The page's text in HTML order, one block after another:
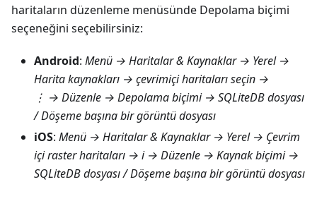
haritaların düzenleme menüsünde Depolama biçimi
seçeneğini seçebilirsiniz:
Android: Menü → Haritalar & Kaynaklar → Yerel →
Harita kaynakları → çevrimiçi haritaları seçin →
⋮ → Düzenle → Depolama biçimi → SQLiteDB dosyası
/Döşeme başına bir görüntü dosyası
iOS: Menü → Haritalar & Kaynaklar → Yerel → Çevrim
içi raster haritaları → i → Düzenle → Kaynak biçimi →
SQLiteDB dosyası/Döşeme başına bir görüntü dosyası